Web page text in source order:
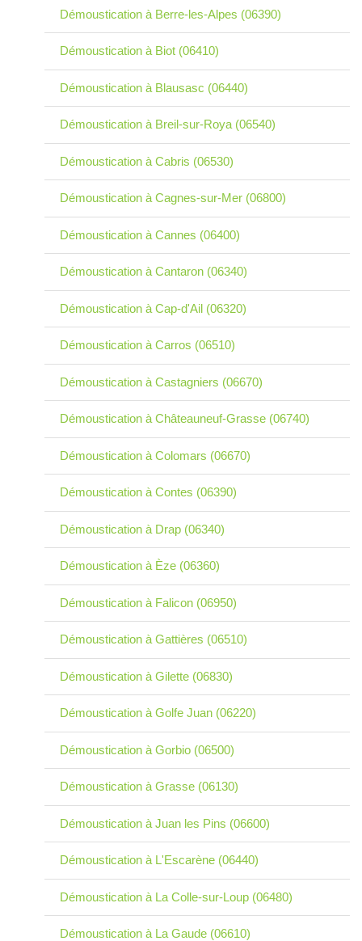
Démoustication à Berre-les-Alpes (06390)
Démoustication à Biot (06410)
Démoustication à Blausasc (06440)
Démoustication à Breil-sur-Roya (06540)
Démoustication à Cabris (06530)
Démoustication à Cagnes-sur-Mer (06800)
Démoustication à Cannes (06400)
Démoustication à Cantaron (06340)
Démoustication à Cap-d'Ail (06320)
Démoustication à Carros (06510)
Démoustication à Castagniers (06670)
Démoustication à Châteauneuf-Grasse (06740)
Démoustication à Colomars (06670)
Démoustication à Contes (06390)
Démoustication à Drap (06340)
Démoustication à Èze (06360)
Démoustication à Falicon (06950)
Démoustication à Gattières (06510)
Démoustication à Gilette (06830)
Démoustication à Golfe Juan (06220)
Démoustication à Gorbio (06500)
Démoustication à Grasse (06130)
Démoustication à Juan les Pins (06600)
Démoustication à L'Escarène (06440)
Démoustication à La Colle-sur-Loup (06480)
Démoustication à La Gaude (06610)